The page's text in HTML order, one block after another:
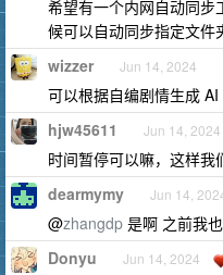
希望有一个内网自动同步
候可以自动同步指定文件
wizzer Jun 14, 2024
可以根据自编剧情生成
hjw45611 Jun 14, 2024
时间暂停可以嘛，这样我
dearmymy Jun 14,
@zhangdp 是啊 之前我
Donyu Jun 14, 2024